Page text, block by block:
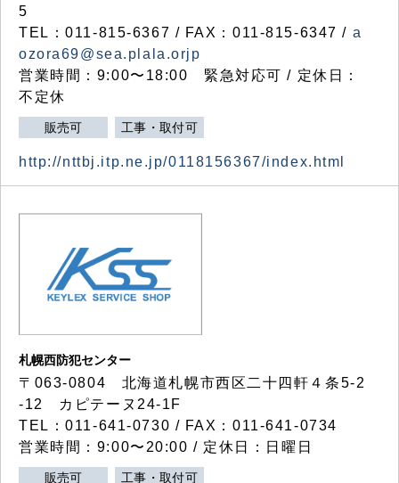
5
TEL：011-815-6367 / FAX：011-815-6347 / a
ozora69@sea.plala.orjp
営業時間：9:00〜18:00 緊急対応可 / 定休日：
不定休
販売可 工事・取付可
http://nttbj.itp.ne.jp/0118156367/index.html
札幌西防犯センター
〒063-0804 北海道札幌市西区二十四軒４条5-2
-12 カピテーヌ24-1F
TEL：011-641-0730 / FAX：011-641-0734
営業時間：9:00〜20:00 / 定休日：日曜日
販売可 工事・取付可